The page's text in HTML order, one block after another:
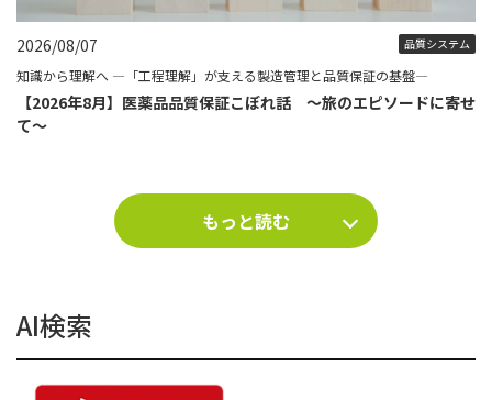
2026/08/07 品質システム
知識から理解へ ―「工程理解」が支える製造管理と品質保証の基盤―
【2026年8月】医薬品品質保証こぼれ話 ～旅のエピソードに寄せ
て～
もっと読む
AI検索